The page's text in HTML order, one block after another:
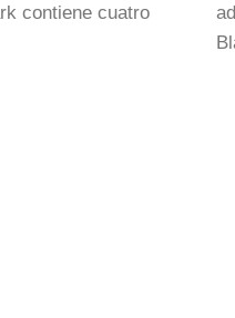
contiene cuatro